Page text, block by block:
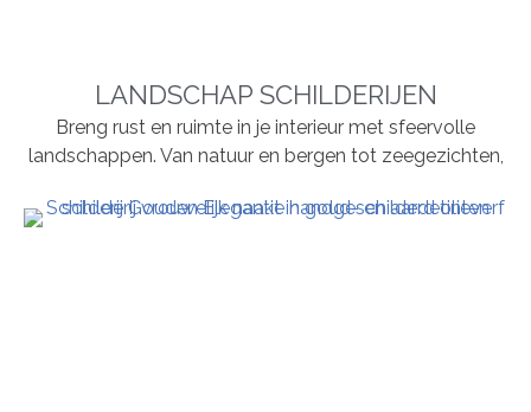
LANDSCHAP SCHILDERIJEN
Breng rust en ruimte in je interieur met sfeervolle
landschappen. Van natuur en bergen tot zeegezichten,